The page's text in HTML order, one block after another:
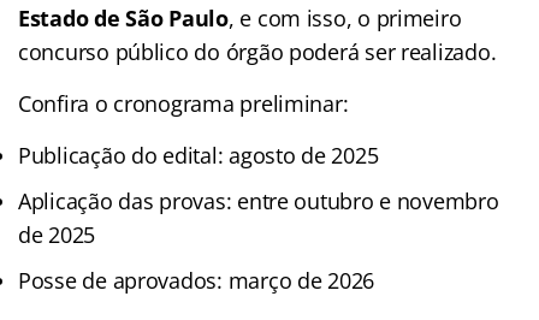
Estado de São Paulo, e com isso, o primeiro
concurso público do órgão poderá ser realizado.
Confira o cronograma preliminar:
Publicação do edital: agosto de 2025
Aplicação das provas: entre outubro e novembro
de 2025
Posse de aprovados: março de 2026